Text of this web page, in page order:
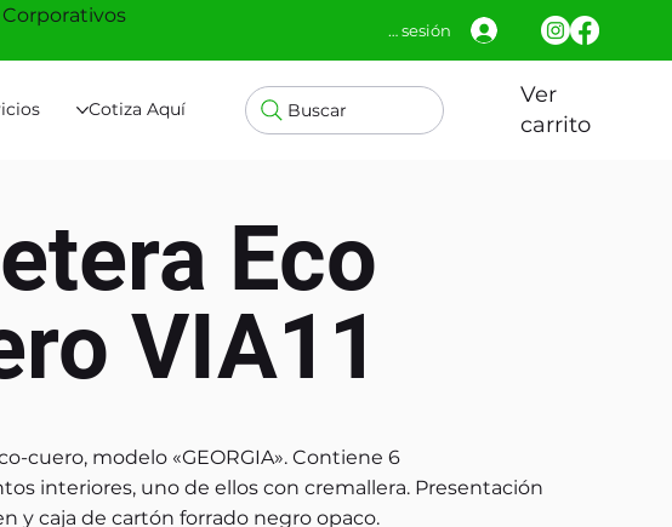
Cotiza Aquí Buscar
Ver
carrito
Iniciar sesión
Eco
VIA11
cuero, modelo «GEORGIA». Contiene 6
interiores, uno de ellos con cremallera. Presentación
y caja de cartón forrado negro opaco.